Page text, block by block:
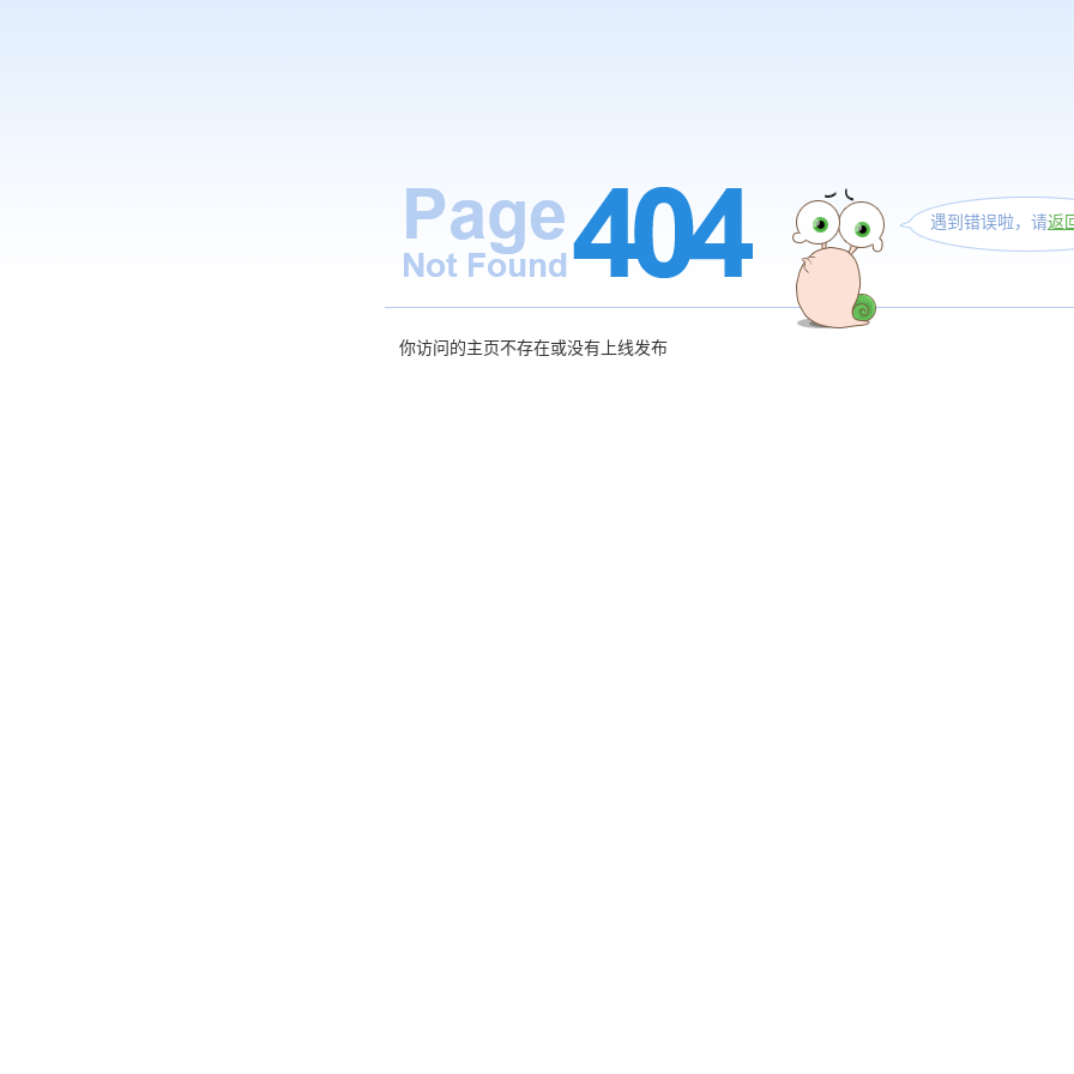
遇到错误啦，请返
你访问的主页不存在或没有上线发布